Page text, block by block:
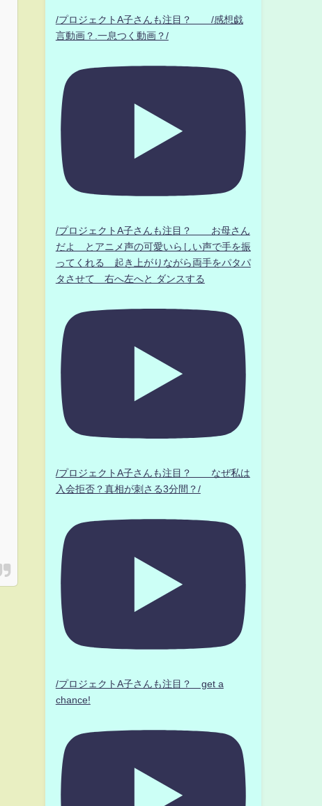
/プロジェクトA子さんも注目？ /感想戯
言動画？.一息つく動画？/
/プロジェクトA子さんも注目？ お母さん
だよ とアニメ声の可愛いらしい声で手を振
ってくれる 起き上がりながら両手をパタパ
タさせて 右へ左へと ダンスする
/プロジェクトA子さんも注目？ なぜ私は
入会拒否？真相が刺さる3分間？/
/プロジェクトA子さんも注目？ get a
chance!